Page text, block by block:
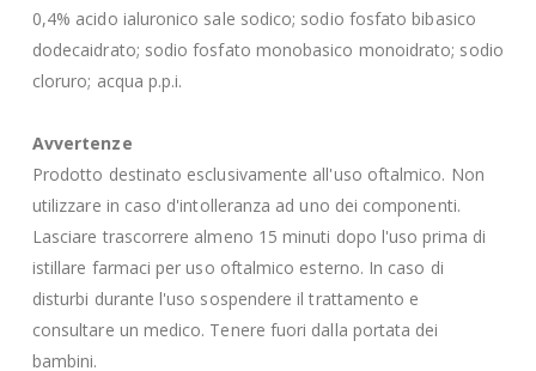
0,4% acido ialuronico sale sodico; sodio fosfato bibasico
dodecaidrato; sodio fosfato monobasico monoidrato; sodio
cloruro; acqua p.p.i.
Avvertenze
Prodotto destinato esclusivamente all'uso oftalmico. Non
utilizzare in caso d'intolleranza ad uno dei componenti.
Lasciare trascorrere almeno 15 minuti dopo l'uso prima di
istillare farmaci per uso oftalmico esterno. In caso di
disturbi durante l'uso sospendere il trattamento e
consultare un medico. Tenere fuori dalla portata dei
bambini.